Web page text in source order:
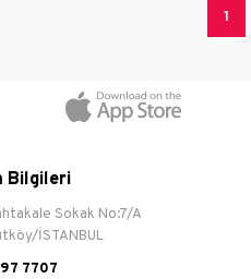
1
Bilgileri
Sokak No:7/A
İSTANBUL
7707